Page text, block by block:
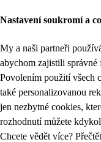
Nastavení soukromí a
My a naši partneři
abychom zajistili
Povolením použití všech
také personalizovanou
jen nezbytné cookies,
rozhodnutí můžete
Chcete vědět více?